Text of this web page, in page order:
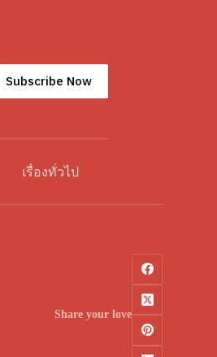
Subscribe Now
เรื่องทั่วไป
Share your love